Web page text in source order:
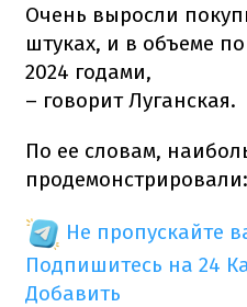
Очень выросли
штуках, и в объеме
2024 годами,
– говорит Луганская.
По ее словам,
продемонстрировали:
Не пропускайте
Подпишитесь на 24
Добавить